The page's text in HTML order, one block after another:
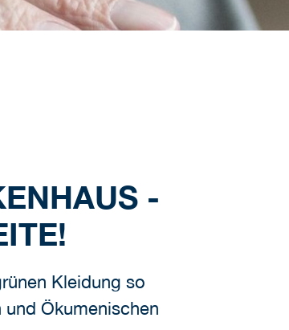
-
Kleidung so
Ökumenischen